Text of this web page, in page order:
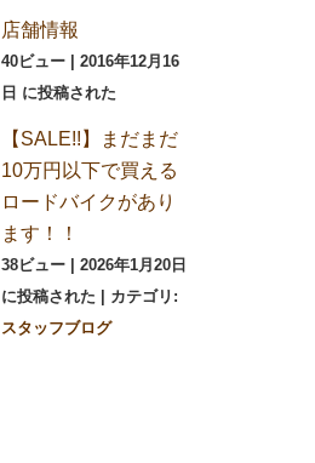
店舗情報
40ビュー| 2016年12月16
日 に投稿された
【SALE!!】まだまだ
10万円以下で買える
ロードバイクがあり
ます！！
38ビュー| 2026年1月20日
に投稿された
カテゴリ:
スタッフブログ